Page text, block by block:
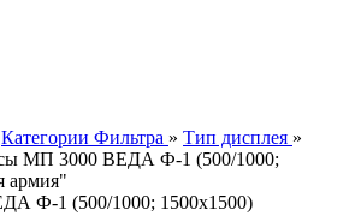
Категории Фильтра » Тип дисплея »
МП 3000 ВЕДА Ф-1 (500/1000;
армия"